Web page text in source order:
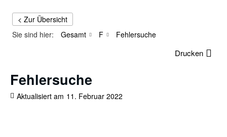
< Zur Übersicht
Sie sind hier:
Gesamt F Fehlersuche
Drucken
Fehlersuche
Aktualisiert am 11. Februar 2022